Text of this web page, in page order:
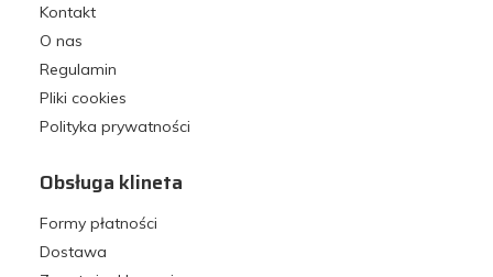
Kontakt
O nas
Regulamin
Pliki cookies
Polityka prywatności
Obsługa klineta
Formy płatności
Dostawa